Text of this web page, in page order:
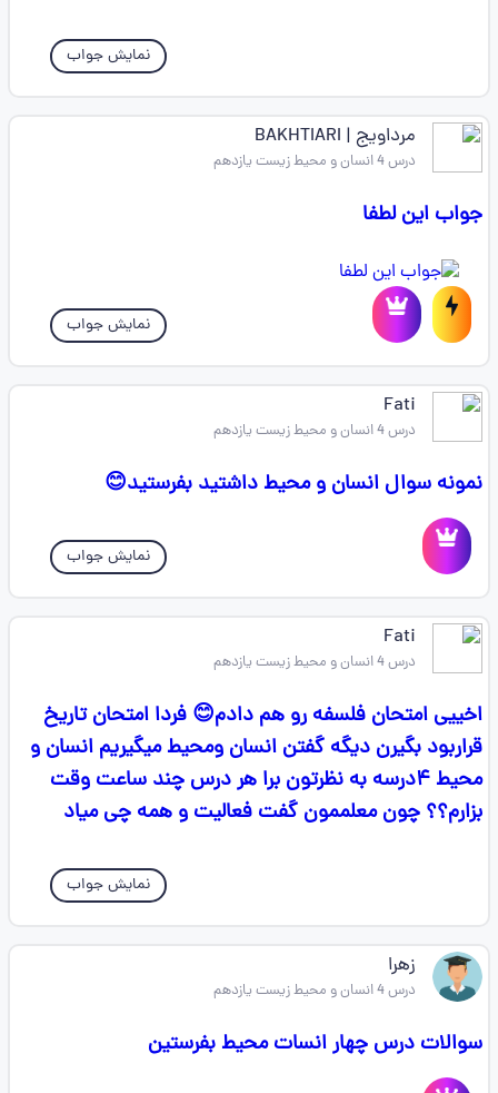
نمایش جواب
مرداویج | BAKHTIARI
درس 4 انسان و محیط زیست یازدهم
جواب این لطفا
نمایش جواب
Fati
درس 4 انسان و محیط زیست یازدهم
نمونه سوال انسان و محیط داشتید بفرستید😊
نمایش جواب
Fati
درس 4 انسان و محیط زیست یازدهم
اخییی امتحان فلسفه رو هم دادم😊 فردا امتحان تاریخ
قراربود بگیرن دیگه گفتن انسان ومحیط میگیریم انسان و
محیط ۴درسه به نظرتون برا هر درس چند ساعت وقت
بزارم؟؟ چون معلممون گفت فعالیت و همه چی میاد
نمایش جواب
زهرا
درس 4 انسان و محیط زیست یازدهم
سوالات درس چهار انسات محیط بفرستین